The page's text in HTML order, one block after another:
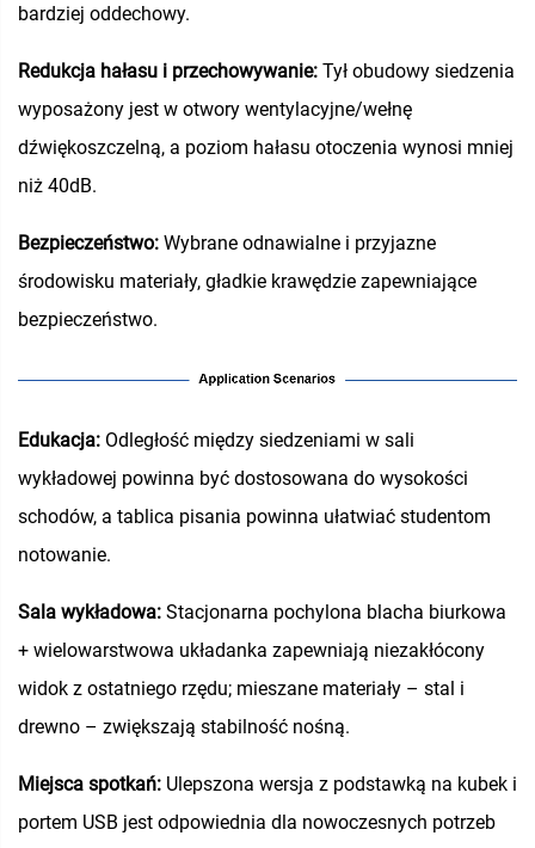
bardziej oddechowy.
Redukcja hałasu i przechowywanie: Tył obudowy siedzenia
wyposażony jest w otwory wentylacyjne/wełnę
dźwiękoszczelną, a poziom hałasu otoczenia wynosi mniej
niż 40dB.
Bezpieczeństwo: Wybrane odnawialne i przyjazne
środowisku materiały, gładkie krawędzie zapewniające
bezpieczeństwo.
Edukacja: Odległość między siedzeniami w sali
wykładowej powinna być dostosowana do wysokości
schodów, a tablica pisania powinna ułatwiać studentom
notowanie.
Sala wykładowa: Stacjonarna pochylona blacha biurkowa
+ wielowarstwowa układanka zapewniają niezakłócony
widok z ostatniego rzędu; mieszane materiały – stal i
drewno – zwiększają stabilność nośną.
Miejsca spotkań: Ulepszona wersja z podstawką na kubek i
portem USB jest odpowiednia dla nowoczesnych potrzeb